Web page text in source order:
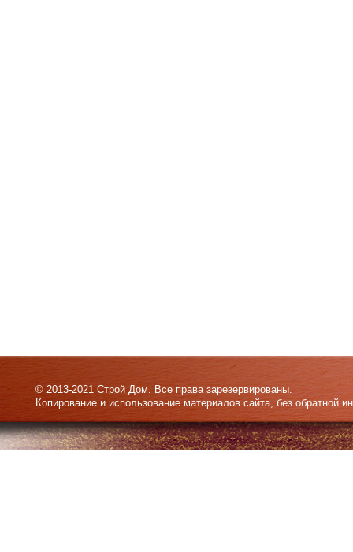
© 2013-2021 Строй Дом. Все права зарезервированы.
Копирование и использование материалов сайта, без обратной